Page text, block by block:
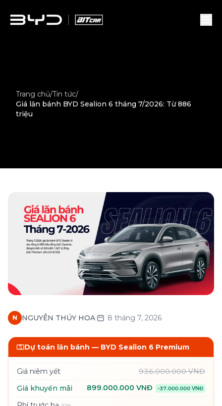
Trang chủ/Tin tức/
Giá lăn bánh BYD Sealion 6 tháng 7/2026: Từ 886
triệu
N NGUYỄN THÚY HOA· 8 tháng 7, 2026
Dự toán lăn bánh — BYD Sealion 6 Premium
Giá niêm yết
936.000.000 VNĐ
Giá khuyến mãi
899.000.000 VNĐ -37.000.000 VNĐ